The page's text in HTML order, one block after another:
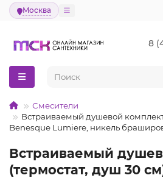
Москва
8
Смесители
Встраиваемый душевой
Benesque Lumiere, никель
Встраиваемый
(термостат, душ 30